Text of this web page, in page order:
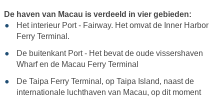
De haven van Macau is verdeeld in vier gebieden:
Het interieur Port - Fairway. Het omvat de Inner Harbor
Ferry Terminal.
De buitenkant Port - Het bevat de oude vissershaven
Wharf en de Macau Ferry Terminal
De Taipa Ferry Terminal, op Taipa Island, naast de
internationale luchthaven van Macau, op dit moment